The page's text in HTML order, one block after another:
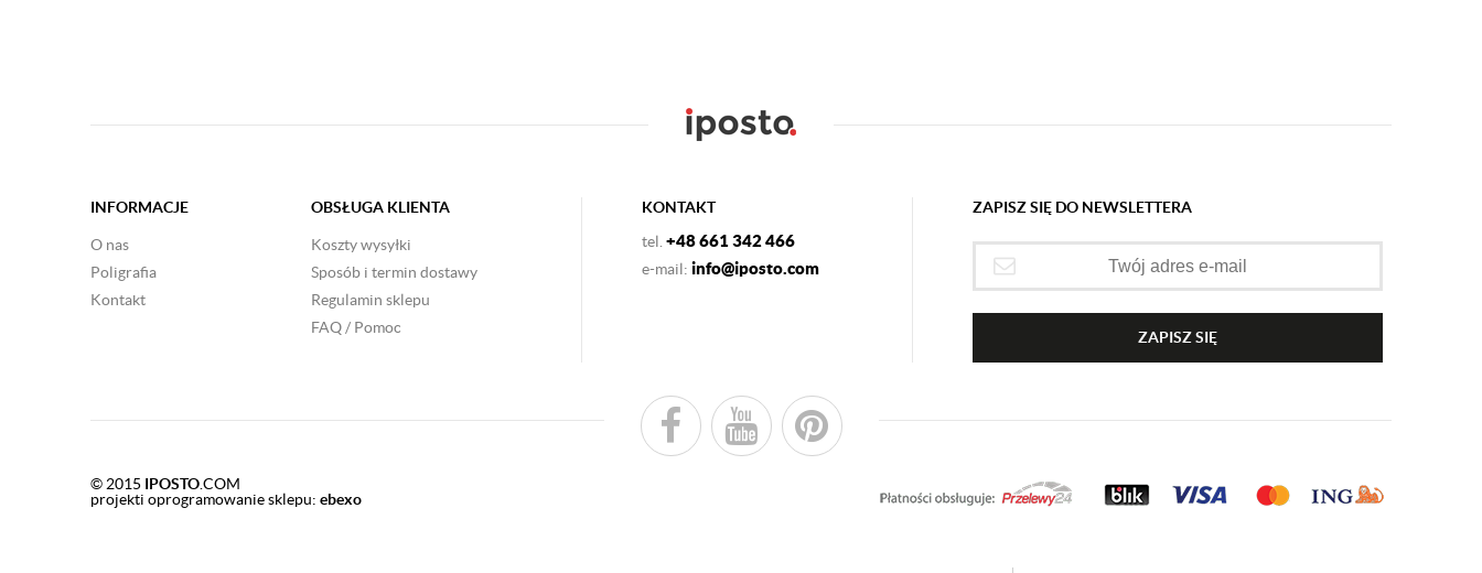
INFORMACJE
O nas
Poligrafia
Kontakt
OBSŁUGA KLIENTA
Koszty wysyłki
Sposób i termin dostawy
Regulamin sklepu
FAQ / Pomoc
KONTAKT
tel. +48 661 342 466
e-mail: info@iposto.com
ZAPISZ SIĘ DO NEWSLETTERA
ZAPISZ SIĘ
© 2015 IPOSTO.COM
projekti oprogramowanie sklepu: ebexo